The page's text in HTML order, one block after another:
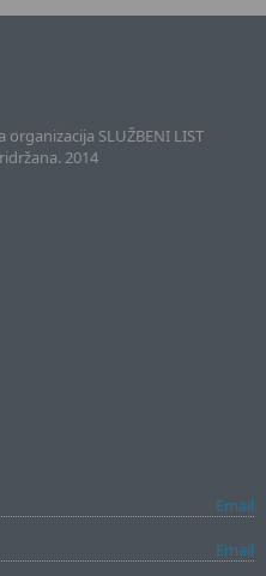
SLUŽBENI LIST
2014
Email
Email